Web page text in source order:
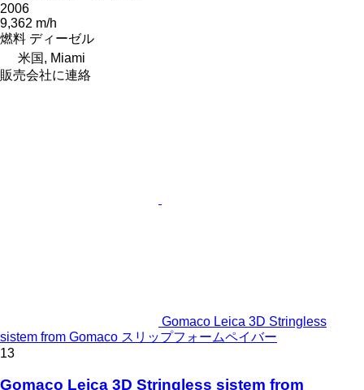
2006
9,362 m/h
燃料 ディーゼル
米国, Miami
販売会社に連絡
Gomaco Leica 3D Stringless
sistem from Gomaco スリップフォームペイバー
13
Gomaco Leica 3D Stringless sistem from